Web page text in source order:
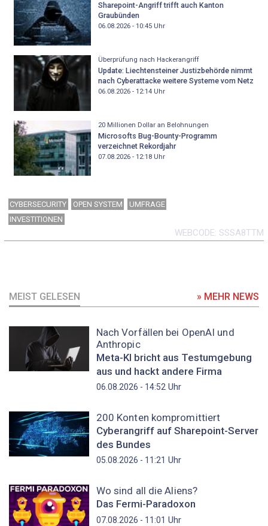
Sharepoint-Angriff trifft auch Kanton
Graubünden
06.08.2026 - 10:45Uhr
Überprüfung nach Hackerangriff
Update: Liechtensteiner Justizbehörde nimmt
nach Cyberattacke weitere Systeme vom Netz
06.08.2026 - 12:14Uhr
20 Millionen Dollar an Belohnungen
Microsofts Bug-Bounty-Programm
verzeichnet Rekordjahr
07.08.2026 - 12:18Uhr
CYBERSECURITY OPEN SYSTEM
UMFRAGE
INVESTITIONEN
WEBCODE SSSA8TTM
MEIST GELESEN » MEHR NEWS
Nach Vorfällen bei OpenAI und
Anthropic
Meta-KI bricht aus Testumgebung
aus und hackt andere Firma
06.08.2026 - 14:52Uhr
200 Konten kompromittiert
Cyberangriff auf Sharepoint-Server
des Bundes
05.08.2026 - 11:21 Uhr
Wo sind all die Aliens?
Das Fermi-Paradoxon
07.08.2026 - 11:01 Uhr